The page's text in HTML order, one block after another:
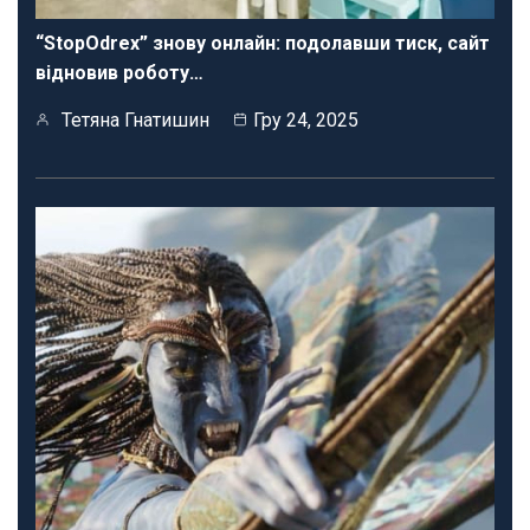
“StopOdrex” знову онлайн: подолавши тиск, сайт
відновив роботу…
Тетяна Гнатишин Гру 24, 2025